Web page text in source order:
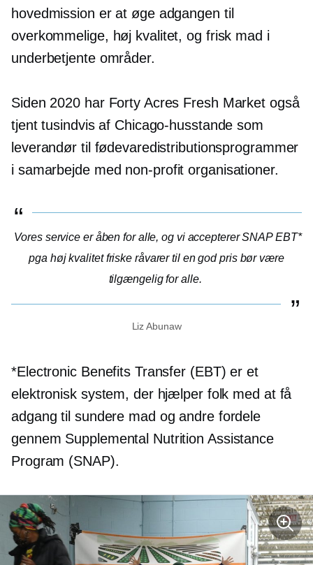
hovedmission er at øge adgangen til
overkommelige, høj kvalitet, og frisk mad i
underbetjente områder.
Siden 2020 har Forty Acres Fresh Market også
tjent tusindvis af Chicago-husstande som
leverandør til fødevaredistributionsprogrammer
i samarbejde med non-profit organisationer.
Vores service er åben for alle, og vi accepterer SNAP EBT*
pga høj kvalitetfriske råvarer til en god pris bør være
tilgængelig for alle.
Liz Abunaw
*Electronic Benefits Transfer (EBT) er et
elektronisk system, der hjælper folk med at få
adgang til sundere mad og andre fordele
gennem Supplemental Nutrition Assistance
Program (SNAP).